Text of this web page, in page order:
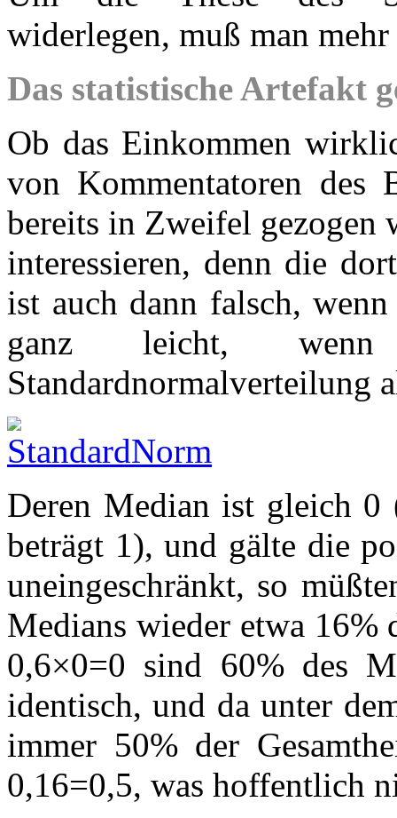
widerlegen, muß man
Das statistische Artefakt
Ob das Einkommen
von Kommentatoren des
bereits in Zweifel gezogen
interessieren, denn die
ist auch dann falsch,
ganz leicht,
Standardnormalverteilung
Deren Median ist gleich 0
beträgt 1), und gälte die
uneingeschränkt, so
Medians wieder etwa 16%
0,6×0=0 sind 60% des
identisch, und da unter
immer 50% der
0,16=0,5, was hoffentlich